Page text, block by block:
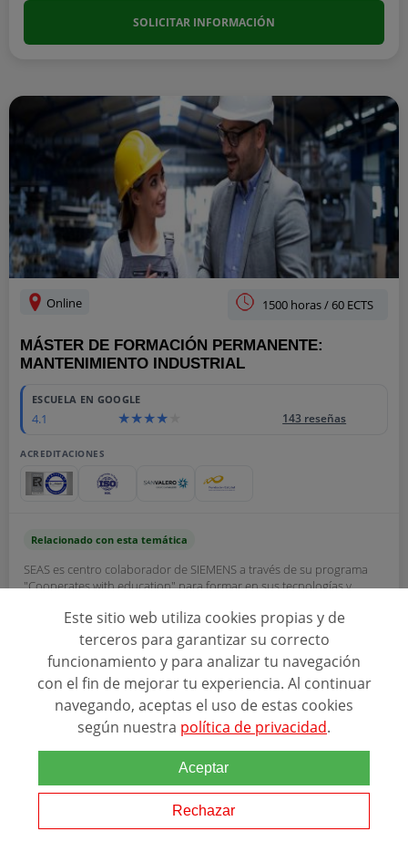
SOLICITAR INFORMACIÓN
Online 1500 horas / 60 ECTS
MÁSTER DE FORMACIÓN PERMANENTE:
MANTENIMIENTO INDUSTRIAL
ESCUELA EN GOOGLE
4.1 143 reseñas
ACREDITACIONES
Relacionado con esta temática
SEAS es centro colaborador de SIEMENS a través de su programa
"Cooperates with education" para formar en sus tecnologías y
de automatización industrial ....
SEAS ESTUDIOS SUPERIORES ABIERTOS
Ver programa
SOLICITAR INFORMACIÓN
Este sitio web utiliza cookies propias y de
terceros para garantizar su correcto
funcionamiento y para analizar tu navegación
con el fin de mejorar tu experiencia. Al continuar
navegando, aceptas el uso de estas cookies
según nuestra política de privacidad.
Aceptar
Rechazar